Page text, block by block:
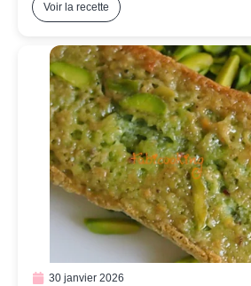
Voir la recette
30 janvier 2026